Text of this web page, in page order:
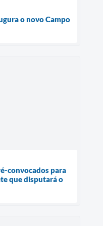
o novo Campo
convocados para
que disputará o